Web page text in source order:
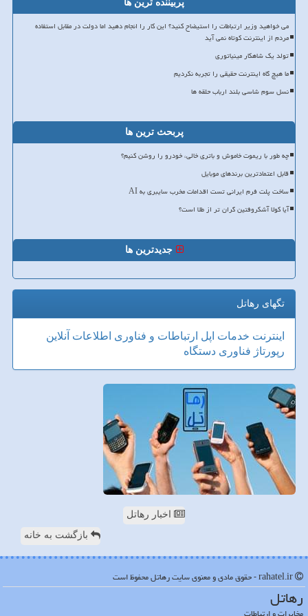
پربیننده ترین ها
می خواهید وزیر ارتباطات را استیضاح کنید؟ این کار را انجام دهید اما دولت در مقابل استفاده
مردم از اینترنت کوتاه نمی آید
تولد یک شاهکار مینیاتوری
ما هیچ گاه اینترنت حقیقی را تجربه نکردیم
نسل سوم شاسی بلند ارباب حلقه ها
پربحث ترین ها
چه طور با ریموت خاموش و باتری خالی، خودرو را روشن کنیم؟
قابل اعتمادترین برندهای موبایل
ساخت پلت فرم ایرانی تست اقدامات مخرب سایبری به AI
آیا کولا آشکروفتین گران تر از طلا است؟
جدیدترین ها
تگهای رهاتل
اینترنت خدمات اپل ارتباطات و فناوری اطلاعات آنلاین
رپورتاژ فناوری دستگاه
اخبار رهاتل
بازگشت به خانه
رهاتل